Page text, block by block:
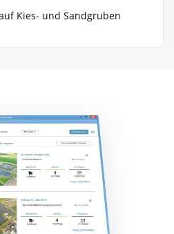
Kies- und Sandgruben